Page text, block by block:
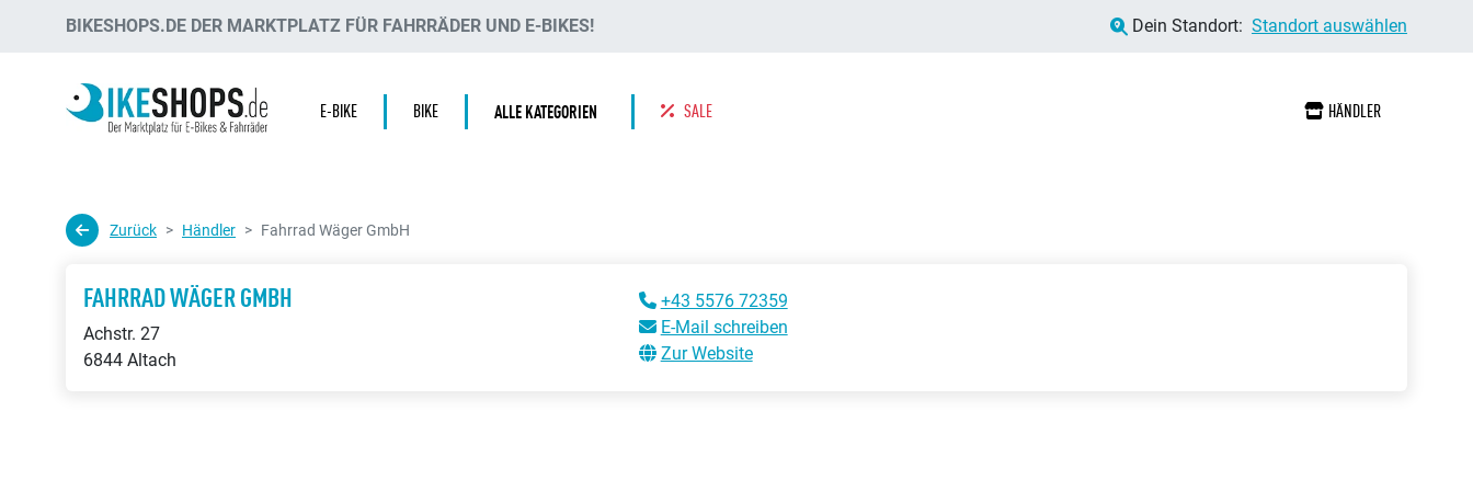
BIKESHOPS.DE DER MARKTPLATZ FÜR FAHRRÄDER UND E-BIKES! Dein Standort: Standort auswählen
E-BIKE BIKE ALLE KATEGORIEN SALE HÄNDLER
Zurück Händler Fahrrad Wäger GmbH
FAHRRAD WÄGER GMBH
Achstr. 27
6844 Altach
+43 5576 72359
E-Mail schreiben
Zur Website